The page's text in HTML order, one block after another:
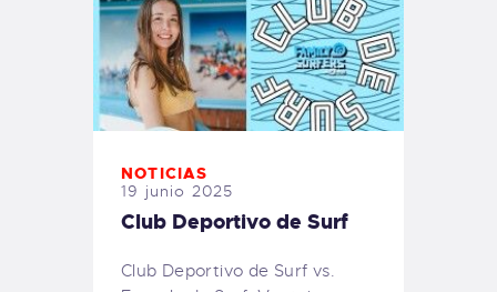
NOTICIAS
19 junio 2025
Club Deportivo de Surf
Club Deportivo de Surf vs.